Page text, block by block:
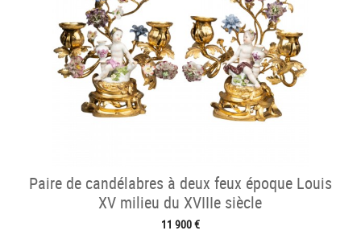
Paire de candélabres à deux feux époque Louis
XV milieu du XVIIIe siècle
11 900 €